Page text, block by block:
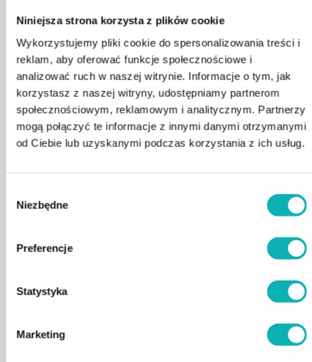
Niniejsza strona korzysta z plików cookie
Wykorzystujemy pliki cookie do spersonalizowania treści i
reklam, aby oferować funkcje społecznościowe i
analizować ruch w naszej witrynie. Informacje o tym, jak
korzystasz z naszej witryny, udostępniamy partnerom
społecznościowym, reklamowym i analitycznym. Partnerzy
mogą połączyć te informacje z innymi danymi otrzymanymi
od Ciebie lub uzyskanymi podczas korzystania z ich usług.
zgody
Niezbędne
Preferencje
Statystyka
Marketing
ZAKRES DOSTAWY:
– 1x jacuzzi Bilbao bez pokrywy termicznej i schodków
– 4 zagłówki
– zestaw filtrów
SPECYFIKACJA TECHNICZNA:
– Pompa dwubiegowa
– Funkcja hydromasażu – 1500 W
– Funkcja cyrkulacji i filtrowanie: 350 W
– Wymiary ): 180 x 160 x 79 cm
– Pojemność wody: 850 l